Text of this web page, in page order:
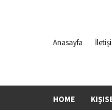
Anasayfa
HOME